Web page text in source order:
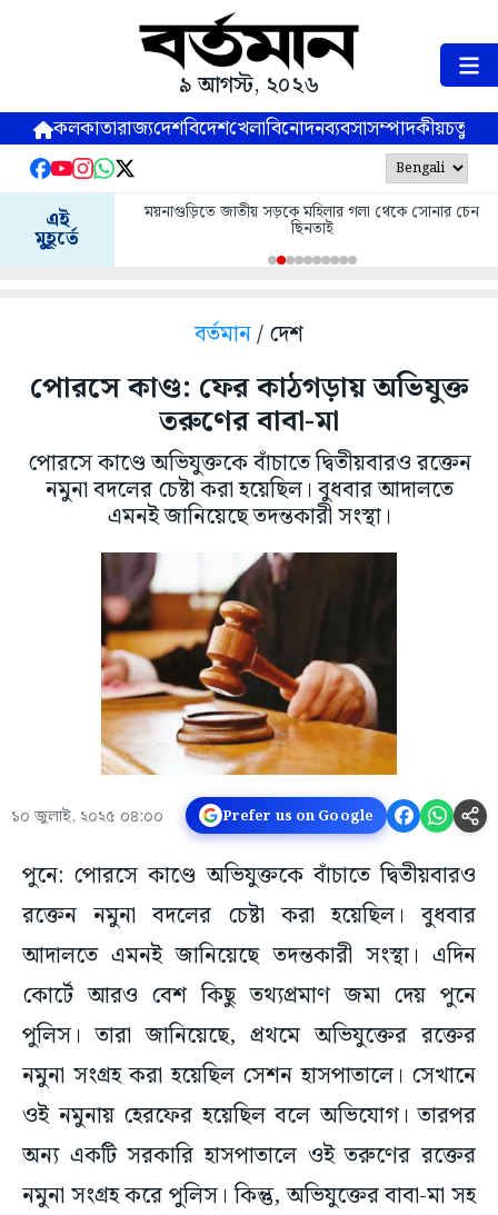
৯ আগস্ট, ২০২৬
কলকাতারাজ্যদেশবিদেশখেলাবিনোদনব্যবসাসম্পাদকীয়
এই
মুহূর্তে
ময়নাগুড়িতে জাতীয় সড়কে মহিলার গলা থেকে সোনার চেন
ছিনতাই
বর্তমান/ দেশ
পোরসে কাণ্ড: ফের কাঠগড়ায় অভিযুক্ত
তরুণের বাবা-মা
পোরসে কাণ্ডে অভিযুক্তকে বাঁচাতে দ্বিতীয়বারও রক্তেন
নমুনা বদলের চেষ্টা করা হয়েছিল। বুধবার আদালতে
এমনই জানিয়েছে তদন্তকারী সংস্থা।
১০ জুলাই, ২০২৫ ০৪:০০ Prefer us on Google
পুনে: পোরসে কাণ্ডে অভিযুক্তকে বাঁচাতে দ্বিতীয়বারও
রক্তেন নমুনা বদলের চেষ্টা করা হয়েছিল। বুধবার
আদালতে এমনই জানিয়েছে তদন্তকারী সংস্থা। এদিন
কোর্টে আরও বেশ কিছু তথ্যপ্রমাণ জমা দেয় পুনে
পুলিস। তারা জানিয়েছে, প্রথমে অভিযুক্তের রক্তের
নমুনা সংগ্রহ করা হয়েছিল সেশন হাসপাতালে। সেখানে
ওই নমুনায় হেরফের হয়েছিল বলে অভিযোগ। তারপর
অন্য একটি সরকারি হাসপাতালে ওই তরুণের রক্তের
নমুনা সংগ্রহ করে পুলিস। কিন্তু, অভিযুক্তের বাবা-মা সহ